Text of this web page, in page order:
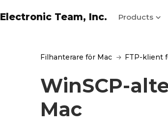
Electronic Team, Inc. Products
Filhanterare för Mac FTP-klient
WinSCP-
Mac